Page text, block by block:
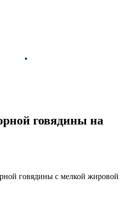
говядины на
говядины с мелкой жировой